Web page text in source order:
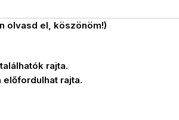
olvasd el, köszönöm!)
rajta.
rajta.